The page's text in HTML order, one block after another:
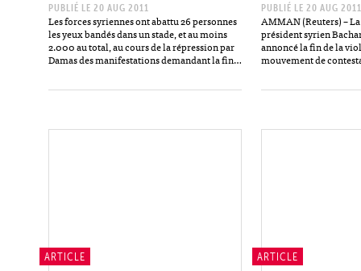
PUBLIÉ LE 20 AUG 2011
Les forces syriennes ont abattu 26 personnes
les yeux bandés dans un stade, et au moins
2.000 au total, au cours de la répression par
Damas des manifestations demandant la fin
PUBLIÉ LE 20 AUG 2011
AMMAN (Reuters) –
président syrien
annoncé la fin de la
mouvement de
traditionnelles…
ARTICLE ARTICLE